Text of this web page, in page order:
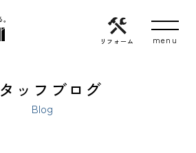
リフォーム
ッフブログ
Blog